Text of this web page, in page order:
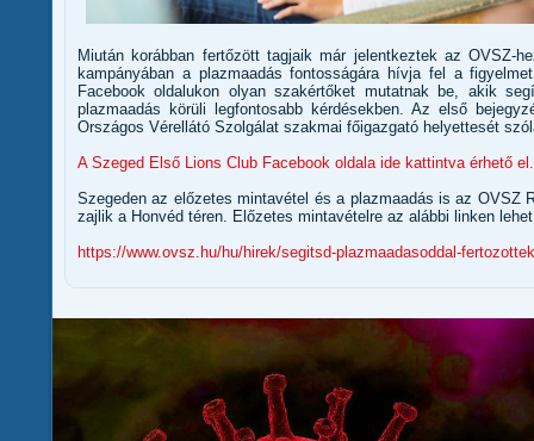
Miután korábban fertőzött tagjaik már jelentkeztek az OVSZ-
kampányában a plazmaadás fontosságára hívja fel a
Facebook oldalukon olyan szakértőket mutatnak be, akik
plazmaadás körüli legfontosabb kérdésekben. Az első
Országos Vérellátó Szolgálat szakmai főigazgató helyettesét
A Szeged Első Lions Club Facebook oldala ide kattintva érhető el.
Szegeden az előzetes mintavétel és a plazmaadás is az OVSZ
zajlik a Honvéd téren. Előzetes mintavételre az alábbi linken
https://www.ovsz.hu/hu/hirek/segitsd-plazmaadasoddal-